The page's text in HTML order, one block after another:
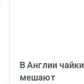
В Англии чайки
мешают